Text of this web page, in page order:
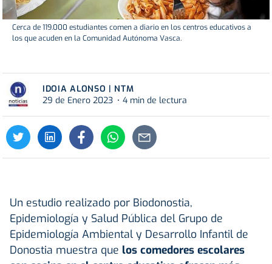
Cerca de 119.000 estudiantes comen a diario en los centros educativos a
los que acuden en la Comunidad Autónoma Vasca.
IDOIA ALONSO | NTM
29 de Enero 2023
4 min de lectura
Un estudio realizado por Biodonostia,
Epidemiología y Salud Pública del Grupo de
Epidemiología Ambiental y Desarrollo Infantil de
Donostia muestra que los comedores escolares